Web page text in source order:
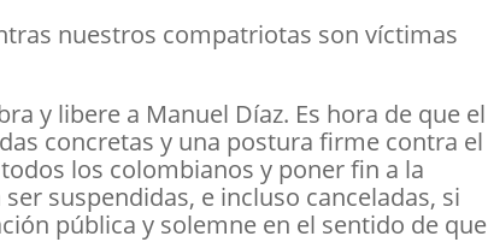
nuestros compatriotas son víctimas
y libere a Manuel Díaz. Es hora de que el
concretas y una postura firme contra el
los colombianos y poner fin a la
suspendidas, e incluso canceladas, si
pública y solemne en el sentido de que